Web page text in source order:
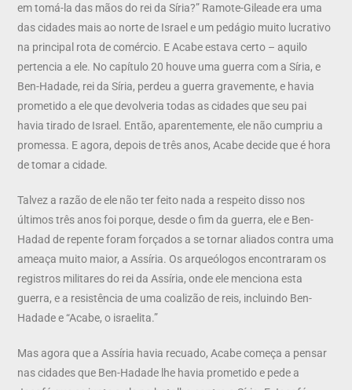
em tomá-la das mãos do rei da Síria?” Ramote-Gileade era uma
das cidades mais ao norte de Israel e um pedágio muito lucrativo
na principal rota de comércio. E Acabe estava certo – aquilo
pertencia a ele. No capítulo 20 houve uma guerra com a Síria, e
Ben-Hadade, rei da Síria, perdeu a guerra gravemente, e havia
prometido a ele que devolveria todas as cidades que seu pai
havia tirado de Israel. Então, aparentemente, ele não cumpriu a
promessa. E agora, depois de três anos, Acabe decide que é hora
de tomar a cidade.
Talvez a razão de ele não ter feito nada a respeito disso nos
últimos três anos foi porque, desde o fim da guerra, ele e Ben-
Hadad de repente foram forçados a se tornar aliados contra uma
ameaça muito maior, a Assíria. Os arqueólogos encontraram os
registros militares do rei da Assíria, onde ele menciona esta
guerra, e a resistência de uma coalizão de reis, incluindo Ben-
Hadade e “Acabe, o israelita.”
Mas agora que a Assíria havia recuado, Acabe começa a pensar
nas cidades que Ben-Hadade lhe havia prometido e pede a